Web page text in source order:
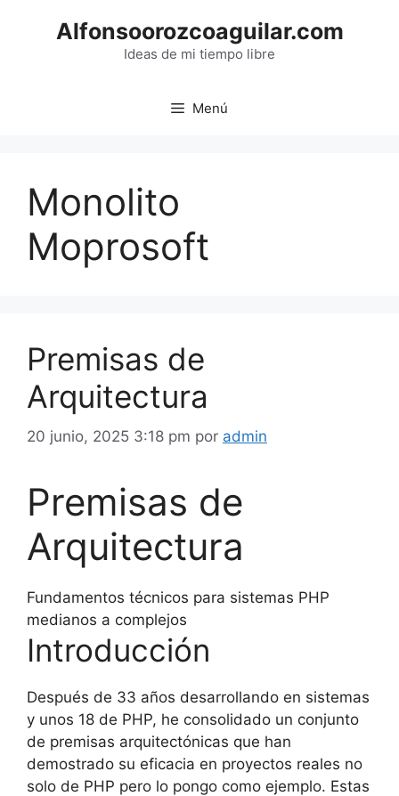
Alfonsoorozcoaguilar.com
Ideas de mi tiempo libre
Menú
Monolito
Moprosoft
Premisas de
Arquitectura
20 junio, 2025 3:18 pm por admin
Premisas de
Arquitectura
Fundamentos técnicos para sistemas PHP
medianos a complejos
Introducción
Después de 33 años desarrollando en sistemas
y unos 18 de PHP, he consolidado un conjunto
de premisas arquitectónicas que han
demostrado su eficacia en proyectos reales no
solo de PHP pero lo pongo como ejemplo. Estas